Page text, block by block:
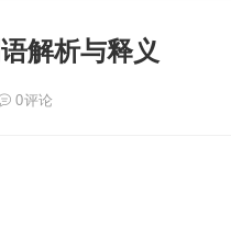
解析与释义
0评论